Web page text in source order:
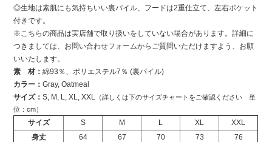
◎生地は素肌にも気持ちいい裏パイル、フードは2重仕立て、左右ポケット
付きです。
※こちらの商品は実店舗で取り扱いをしていない場合があります。詳細に
つきましては、お問い合わせフォームからご質問いただけますよう、お願
いいたします。
素 材：綿93％、ポリエステル7％ (裏パイル)
カラー：Gray, Oatmeal
サイズ：S, M, L, XL, XXL
（詳しくは下のサイズチャートをご確認ください 単
位：cm）
サイズ S M L XL
XXL
身丈
64 67 70 73
76